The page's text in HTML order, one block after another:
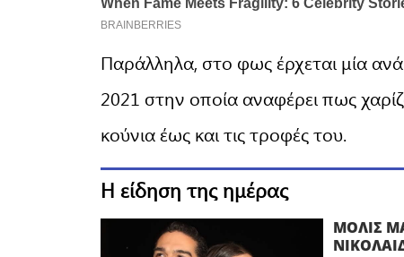
Παράλληλα, στο φως έρχεται μία
2021 στην οποία αναφέρει πως
κούνια έως και τις τροφές του.
Η είδηση της ημέρας
ΜΟΛΙΣ